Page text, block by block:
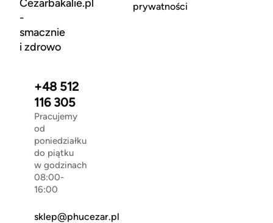
Cezarbakalie.pl
-
smacznie
i zdrowo
+48 512
116 305
Pracujemy
od
poniedziałku
do piątku
w godzinach
08:00-
16:00
sklep@phucezar.pl
prywatności